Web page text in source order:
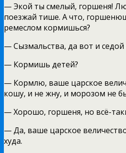
— Экой ты смелый, горшеня!
поезжай тише. А что,
ремеслом кормишься?
— Сызмальства, да вот и
— Кормишь детей?
— Кормлю, ваше царское
кошу, и не жну, и морозом не
— Хорошо, горшеня, но всё-
— Да, ваше царское
худа.